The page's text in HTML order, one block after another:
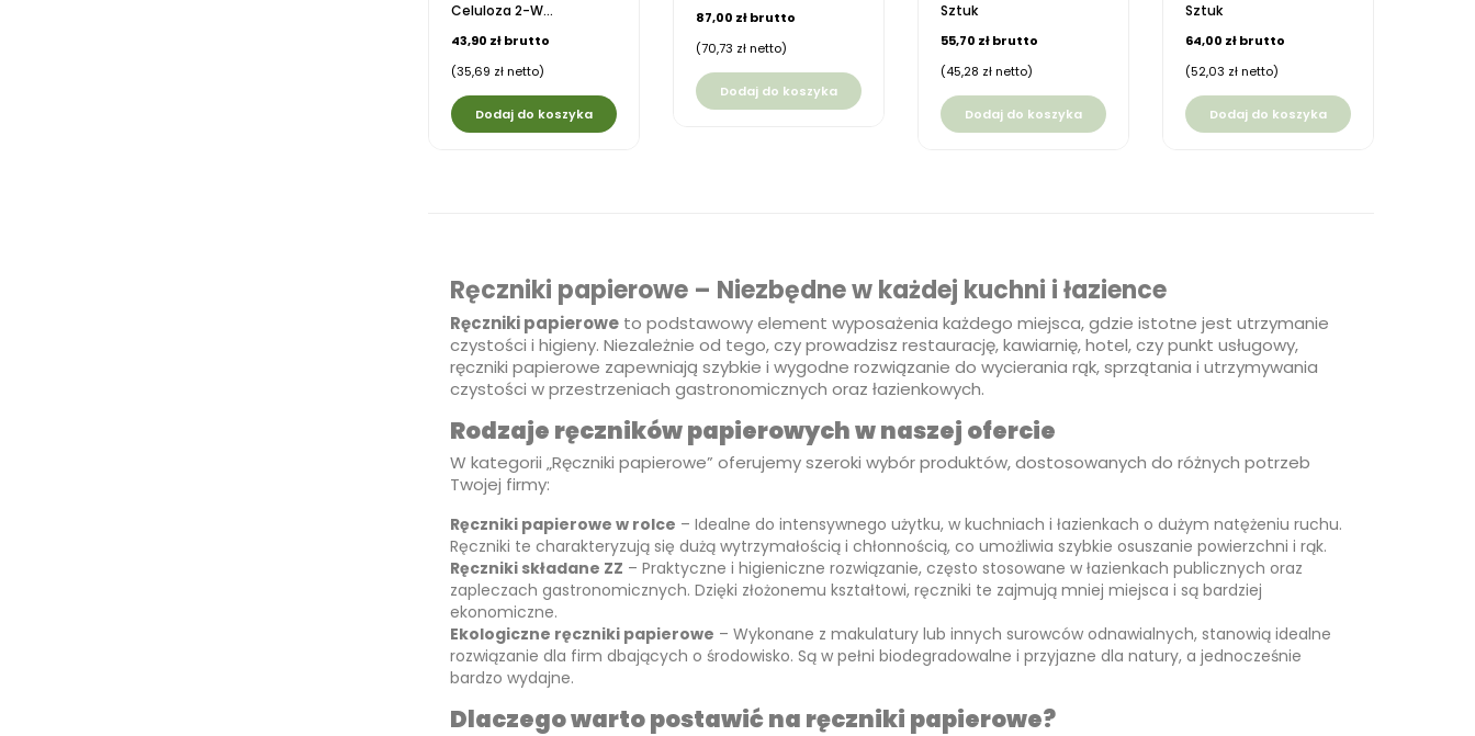
Celuloza 2-W...
43,90 zł brutto
(35,69 zł netto)
Dodaj do koszyka
87,00 zł brutto
(70,73 zł netto)
Dodaj do koszyka
Sztuk
55,70 zł brutto
(45,28 zł netto)
Dodaj do koszyka
Sztuk
64,00 zł brutto
(52,03 zł netto)
Dodaj do koszyka
Ręczniki papierowe – Niezbędne w każdej kuchni i łazience
Ręczniki papieroweto podstawowy element wyposażenia każdego miejsca, gdzie istotne jest utrzymanie
czystości i higieny. Niezależnie od tego, czy prowadzisz restaurację, kawiarnię, hotel, czy punkt usługowy,
ręczniki papierowe zapewniają szybkie i wygodne rozwiązanie do wycierania rąk, sprzątania i utrzymywania
czystości w przestrzeniach gastronomicznych oraz łazienkowych.
Rodzaje ręczników papierowych w naszej ofercie
W kategorii „Ręczniki papierowe” oferujemy szeroki wybór produktów, dostosowanych do różnych potrzeb
Twojej firmy:
Ręczniki papierowe w rolce – Idealne do intensywnego użytku, w kuchniach i łazienkach o dużym natężeniu ruchu.
Ręczniki te charakteryzują się dużą wytrzymałością i chłonnością, co umożliwia szybkie osuszanie powierzchni i rąk.
Ręczniki składane ZZ – Praktyczne i higieniczne rozwiązanie, często stosowane w łazienkach publicznych oraz
zapleczach gastronomicznych. Dzięki złożonemu kształtowi, ręczniki te zajmują mniej miejsca i są bardziej
ekonomiczne.
Ekologiczne ręczniki papierowe – Wykonane z makulatury lub innych surowców odnawialnych, stanowią idealne
rozwiązanie dla firm dbających o środowisko. Są w pełni biodegradowalne i przyjazne dla natury, a jednocześnie
bardzo wydajne.
Dlaczego warto postawić na ręczniki papierowe?